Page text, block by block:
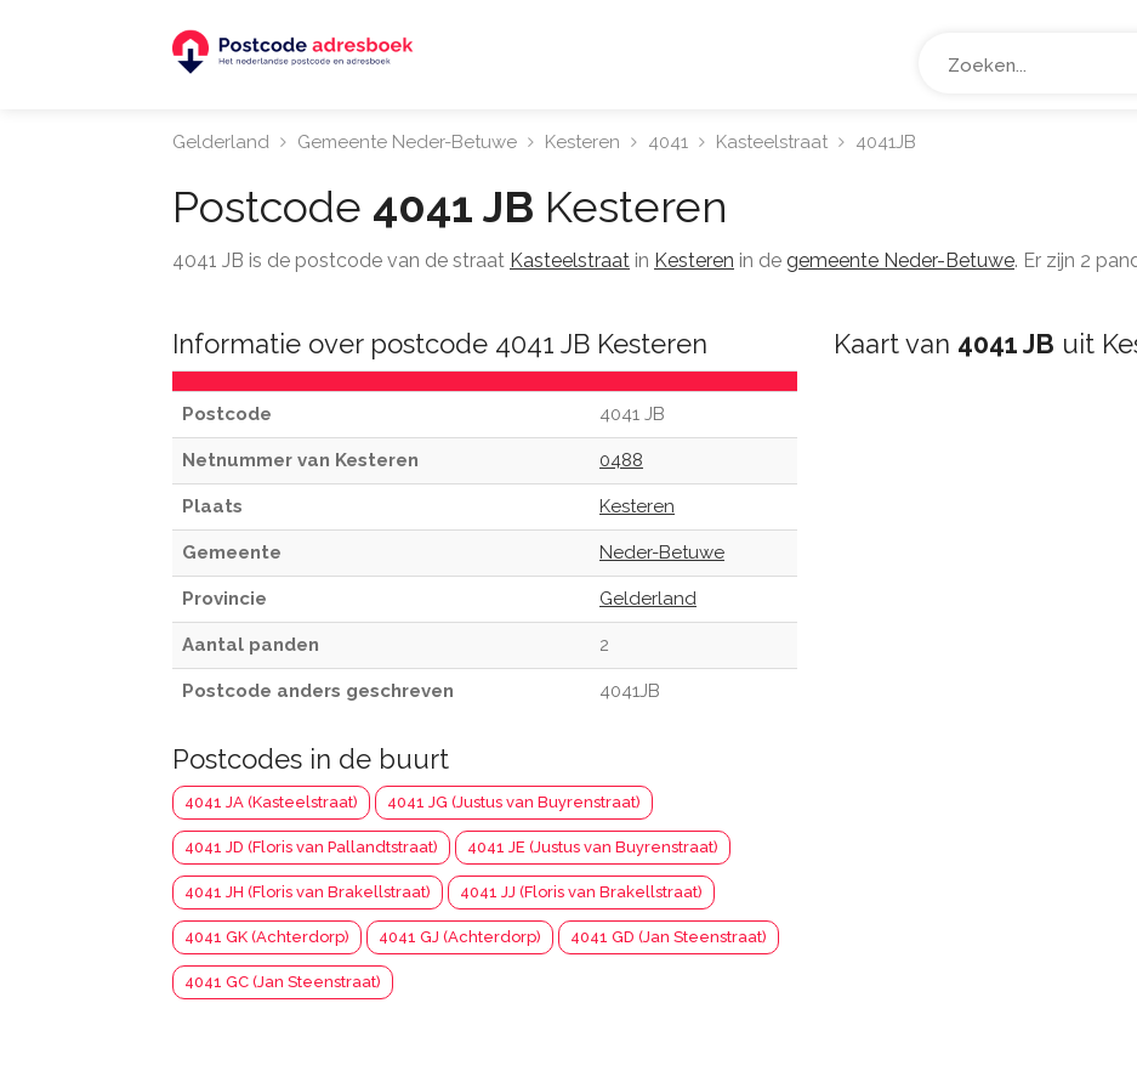
Gelderland Gemeente Neder-Betuwe Kesteren 4041 Kasteelstraat 4041JB
Postcode 4041 JB Kesteren
4041 JB is de postcode van de straat Kasteelstraat in Kesteren in de gemeente Neder-Betuwe. Er zijn 2
Informatie over postcode 4041 JB Kesteren
Postcode 4041 JB
Netnummer van Kesteren 0488
Plaats Kesteren
Gemeente Neder-Betuwe
Provincie Gelderland
Aantal panden 2
Postcode anders geschreven 4041JB
Postcodes in de buurt
4041 JA (Kasteelstraat) 4041 JG (Justus van Buyrenstraat)
4041 JD (Floris van Pallandtstraat) 4041 JE (Justus van Buyrenstraat)
4041 JH (Floris van Brakellstraat) 4041 JJ (Floris van Brakellstraat)
4041 GK (Achterdorp) 4041 GJ (Achterdorp) 4041 GD (Jan Steenstraat)
4041 GC (Jan Steenstraat)
Kaart van 4041 JB uit